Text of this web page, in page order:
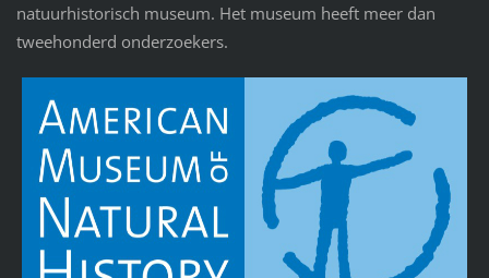
natuurhistorisch museum. Het museum heeft meer dan
tweehonderd onderzoekers.